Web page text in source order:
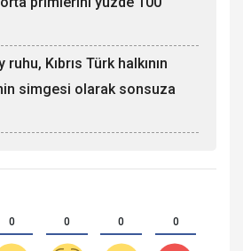
Kıbrıs Türk halkının
simgesi olarak sonsuza
0 0 0 0